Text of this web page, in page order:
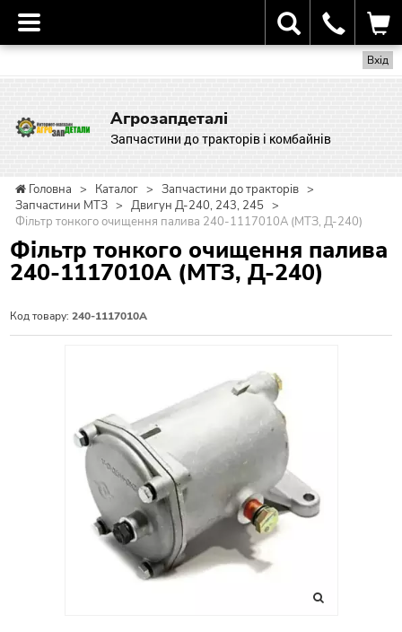
Вхід
Агрозапдеталі
Запчастини до тракторів і комбайнів
Головна > Каталог > Запчастини до тракторів >
Запчастини МТЗ > Двигун Д-240, 243, 245 >
Фільтр тонкого очищення палива 240-1117010A (МТЗ, Д-240)
Фільтр тонкого очищення палива
240-1117010A (МТЗ, Д-240)
Код товару: 240-1117010A